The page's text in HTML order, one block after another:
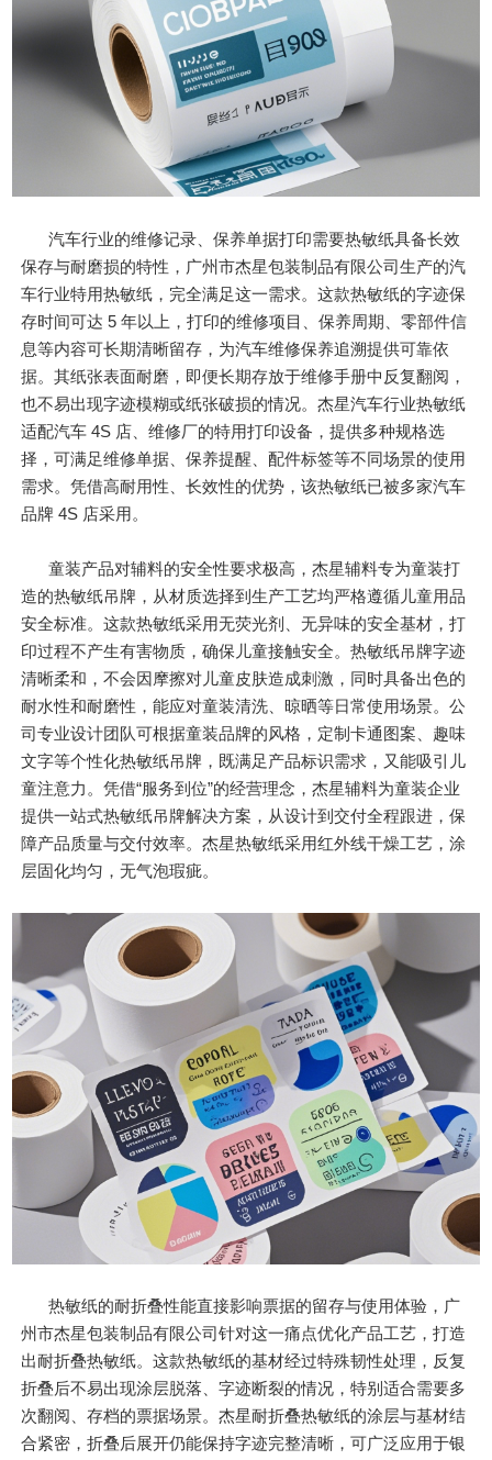
汽车行业的维修记录、保养单据打印需要热敏纸具备长效
保存与耐磨损的特性，广州市杰星包装制品有限公司生产的汽
车行业特用热敏纸，完全满足这一需求。这款热敏纸的字迹保
存时间可达 5 年以上，打印的维修项目、保养周期、零部件信
息等内容可长期清晰留存，为汽车维修保养追溯提供可靠依
据。其纸张表面耐磨，即便长期存放于维修手册中反复翻阅，
也不易出现字迹模糊或纸张破损的情况。杰星汽车行业热敏纸
适配汽车 4S 店、维修厂的特用打印设备，提供多种规格选
择，可满足维修单据、保养提醒、配件标签等不同场景的使用
需求。凭借高耐用性、长效性的优势，该热敏纸已被多家汽车
品牌 4S 店采用。
童装产品对辅料的安全性要求极高，杰星辅料专为童装打
造的热敏纸吊牌，从材质选择到生产工艺均严格遵循儿童用品
安全标准。这款热敏纸采用无荧光剂、无异味的安全基材，打
印过程不产生有害物质，确保儿童接触安全。热敏纸吊牌字迹
清晰柔和，不会因摩擦对儿童皮肤造成刺激，同时具备出色的
耐水性和耐磨性，能应对童装清洗、晾晒等日常使用场景。公
司专业设计团队可根据童装品牌的风格，定制卡通图案、趣味
文字等个性化热敏纸吊牌，既满足产品标识需求，又能吸引儿
童注意力。凭借“服务到位”的经营理念，杰星辅料为童装企业
提供一站式热敏纸吊牌解决方案，从设计到交付全程跟进，保
障产品质量与交付效率。杰星热敏纸采用红外线干燥工艺，涂
层固化均匀，无气泡瑕疵。
热敏纸的耐折叠性能直接影响票据的留存与使用体验，广
州市杰星包装制品有限公司针对这一痛点优化产品工艺，打造
出耐折叠热敏纸。这款热敏纸的基材经过特殊韧性处理，反复
折叠后不易出现涂层脱落、字迹断裂的情况，特别适合需要多
次翻阅、存档的票据场景。杰星耐折叠热敏纸的涂层与基材结
合紧密，折叠后展开仍能保持字迹完整清晰，可广泛应用于银